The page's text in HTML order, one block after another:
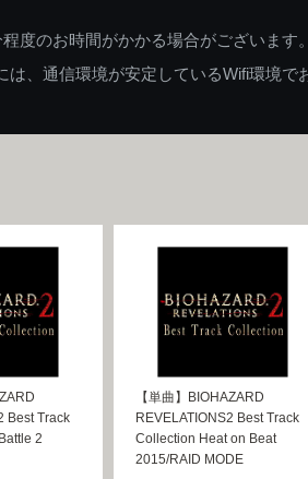
度のお時間がかかる場合がございます。
、通信環境が安定しているWifi環境で
Best Track
2
【単曲】BIOHAZARD
REVELATIONS2 Best Track
Collection Heat on Beat
2015/RAID MODE